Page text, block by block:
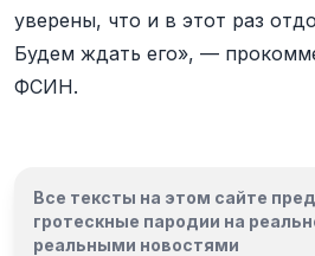
уверены, что и в этот раз
Будем ждать его», —
ФСИН.
Все тексты на этом сайте
гротескные пародии на
реальными новостями